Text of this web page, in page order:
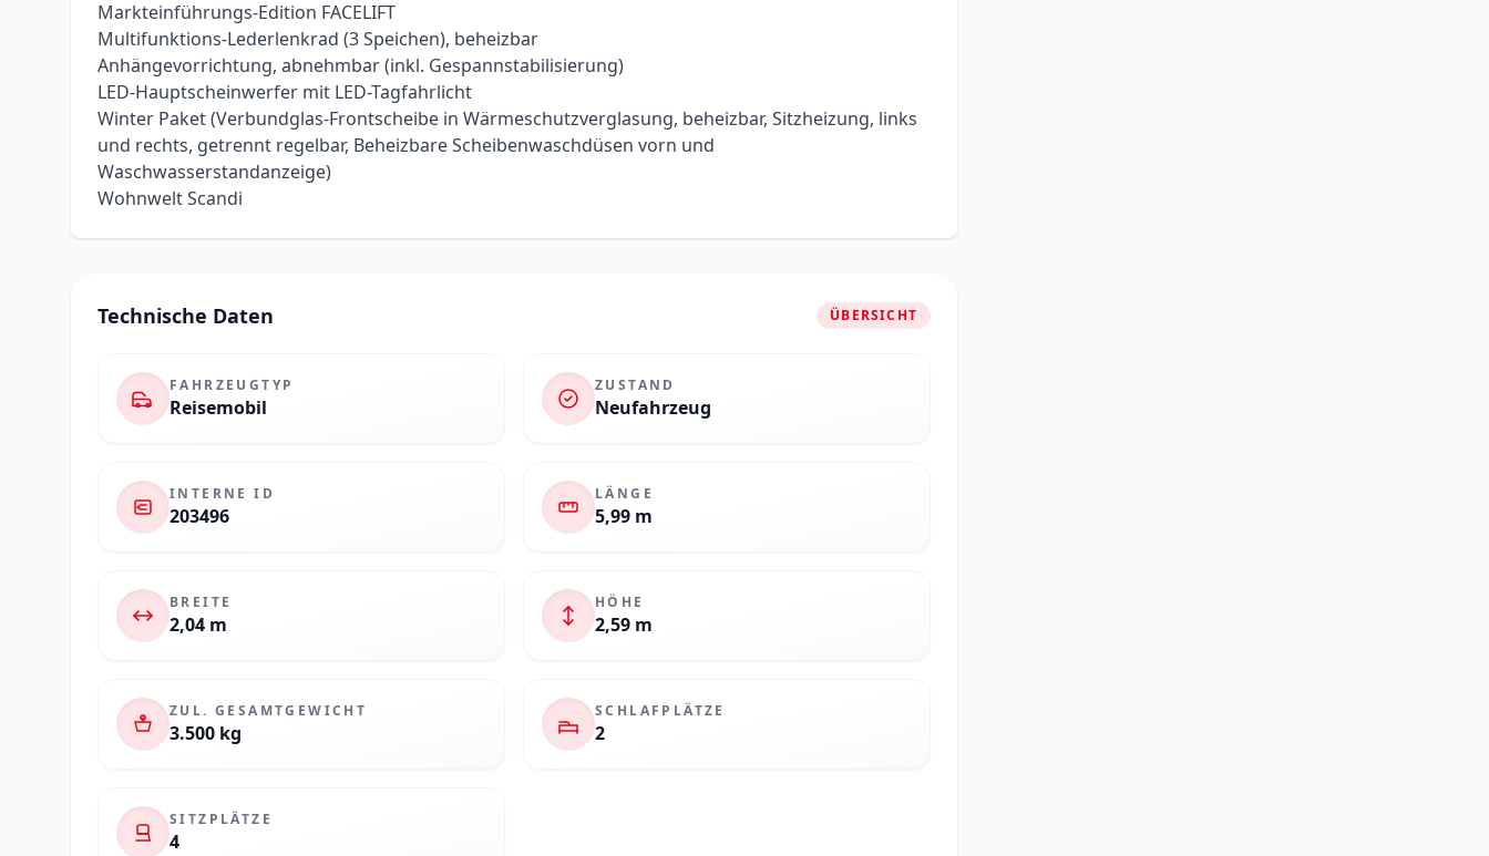
Markteinführungs-Edition FACELIFT
Multifunktions-Lederlenkrad (3 Speichen), beheizbar
Anhängevorrichtung, abnehmbar (inkl. Gespannstabilisierung)
LED-Hauptscheinwerfer mit LED-Tagfahrlicht
Winter Paket (Verbundglas-Frontscheibe in Wärmeschutzverglasung, beheizbar, Sitzheizung, links
und rechts, getrennt regelbar, Beheizbare Scheibenwaschdüsen vorn und
Waschwasserstandanzeige)
Wohnwelt Scandi
Technische Daten ÜBERSICHT
FAHRZEUGTYP
Reisemobil
ZUSTAND
Neufahrzeug
INTERNE ID
203496
LÄNGE
5,99 m
BREITE
2,04 m
HÖHE
2,59 m
ZUL. GESAMTGEWICHT
3.500 kg
SCHLAFPLÄTZE
2
SITZPLÄTZE
4